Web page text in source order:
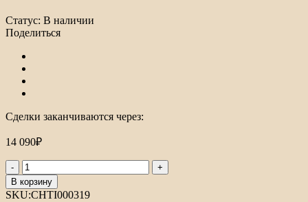
Статус: В наличии
Поделиться
Сделки заканчиваются через:
14 090₽
Количество
товара
Вытяжка
В корзину
SKU:CHTI000319